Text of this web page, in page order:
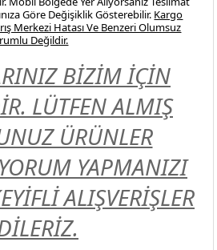
Göre Değişiklik Gösterebilir. Kargo
Merkezi Hatası Ve Benzeri Olumsuz
Değildir.
BİZİM İÇİN
LÜTFEN ALMIŞ
ÜRÜNLER
YAPMANIZI
ALIŞVERİŞLER